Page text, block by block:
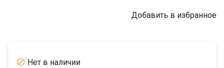
Добавить в избранное
 Нет в наличии